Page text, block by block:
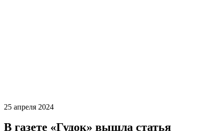
25 апреля 2024
В газете «Гудок» вышла статья